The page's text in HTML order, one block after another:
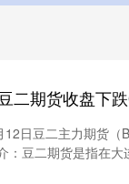
二期货收盘下
日豆二主力期货
：豆二期货是指在